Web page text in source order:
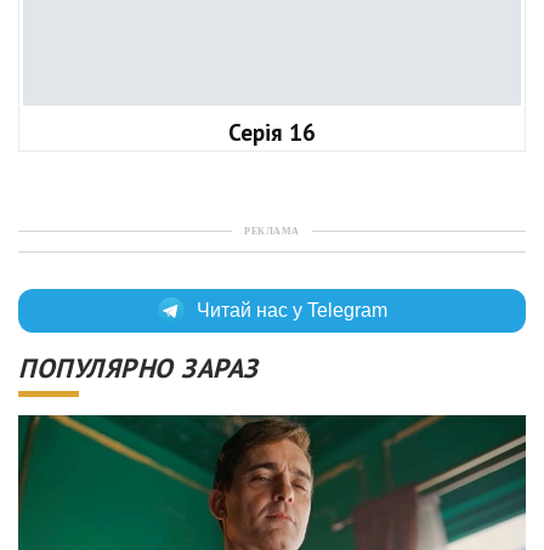
Серія 16
РЕКЛАМА
Читай нас у Telegram
ПОПУЛЯРНО ЗАРАЗ